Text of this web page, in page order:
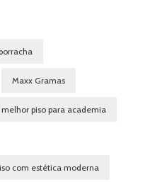
Maxx Gramas
melhor piso para academia
com estética moderna